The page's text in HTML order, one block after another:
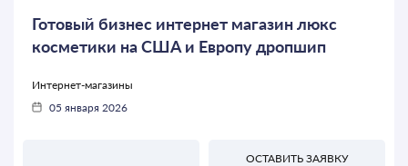
Готовый бизнес интернет магазин люкс
косметики на США и Европу дропшип
Интернет-магазины
05 января 2026
ОСТАВИТЬ ЗАЯВКУ